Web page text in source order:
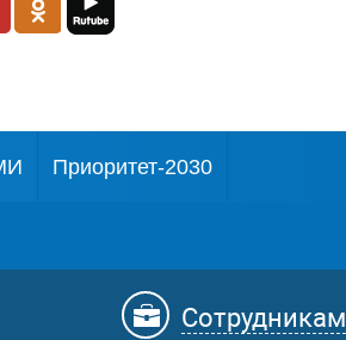
Приоритет-2030
Сотрудникам